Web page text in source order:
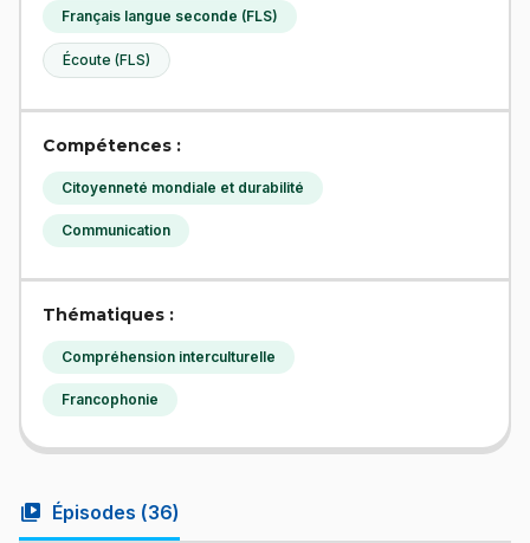
Français langue seconde (FLS)
Écoute (FLS)
Compétences :
Citoyenneté mondiale et durabilité
Communication
Thématiques :
Compréhension interculturelle
Francophonie
video_library Épisodes (36)